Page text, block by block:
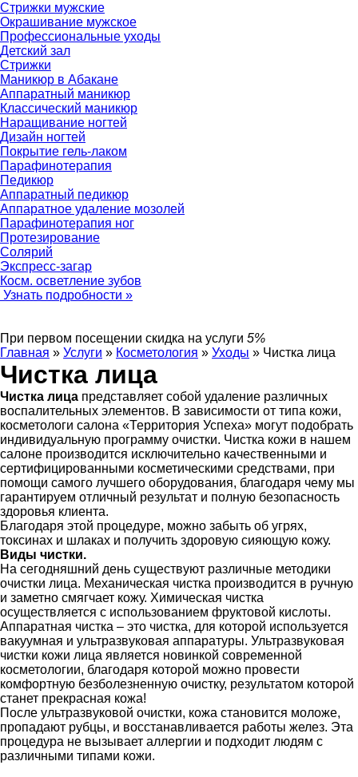
Стрижки мужские
Окрашивание мужское
Профессиональные уходы
Детский зал
Стрижки
Маникюр в Абакане
Аппаратный маникюр
Классический маникюр
Наращивание ногтей
Дизайн ногтей
Покрытие гель-лаком
Парафинотерапия
Педикюр
Аппаратный педикюр
Аппаратное удаление мозолей
Парафинотерапия ног
Протезирование
Солярий
Экспресс-загар
Косм. осветление зубов
Узнать подробности »
При первом посещении скидка на услуги 5%
Главная » Услуги » Косметология » Уходы » Чистка лица
Чистка лица
Чистка лица представляет собой удаление различных
воспалительных элементов. В зависимости от типа кожи,
косметологи салона «Территория Успеха» могут подобрать
индивидуальную программу очистки. Чистка кожи в нашем
салоне производится исключительно качественными и
сертифицированными косметическими средствами, при
помощи самого лучшего оборудования, благодаря чему мы
гарантируем отличный результат и полную безопасность
здоровья клиента.
Благодаря этой процедуре, можно забыть об угрях,
токсинах и шлаках и получить здоровую сияющую кожу.
Виды чистки.
На сегодняшний день существуют различные методики
очистки лица. Механическая чистка производится в ручную
и заметно смягчает кожу. Химическая чистка
осуществляется с использованием фруктовой кислоты.
Аппаратная чистка – это чистка, для которой используется
вакуумная и ультразвуковая аппаратуры. Ультразвуковая
чистки кожи лица является новинкой современной
косметологии, благодаря которой можно провести
комфортную безболезненную очистку, результатом которой
станет прекрасная кожа!
После ультразвуковой очистки, кожа становится моложе,
пропадают рубцы, и восстанавливается работы желез. Эта
процедура не вызывает аллергии и подходит людям с
различными типами кожи.